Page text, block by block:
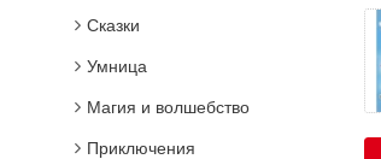
Сказки
Умница
Магия и волшебство
Приключения